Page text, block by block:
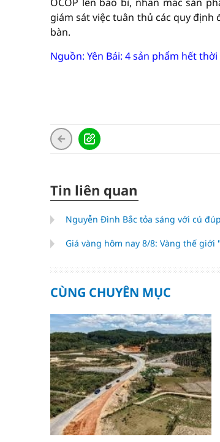
giám sát việc tuân thủ các quy định
bàn.
Nguồn: Yên Bái: 4 sản phẩm hết
Tin liên quan
Nguyễn Đình Bắc tỏa sáng với cú
Giá vàng hôm nay 8/8: Vàng thế giới
CÙNG CHUYÊN MỤC